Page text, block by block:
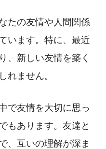
たの友情や人間関係
います。特に、最近
、新しい友情を築く
れません。
で友情を大切に思っ
もあります。友達と
、互いの理解が深ま